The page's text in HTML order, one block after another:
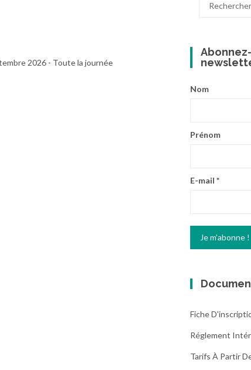
2026 - Toute la journée
Nom
Prénom
E-mail *
Fiche
Réglement
Tarifs À Partir